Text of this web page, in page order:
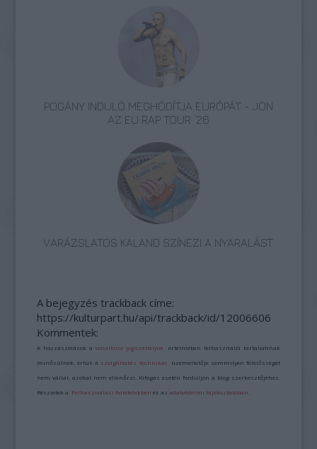
POGÁNY INDULÓ MEGHÓDÍTJA EURÓPÁT - JÖN
AZ EU RAP TOUR ’26
VARÁZSLATOS KALAND SZÍNEZI A NYARALÁST
A bejegyzés trackback címe:
https://kulturpart.hu/api/trackback/id/12006606
Kommentek:
A hozzászólások avonatkozó jogszabályok értelmében felhasználói tartalomnak
minősülnek, értük a szolgáltatás technikai üzemeltetője semmilyen felelősséget
nem vállal, azokat nem ellenőrzi. Kifogás esetén forduljon a blog szerkesztőjéhez.
Részletek a Felhasználási feltételekben és azadatvédelmi tájékoztatóban